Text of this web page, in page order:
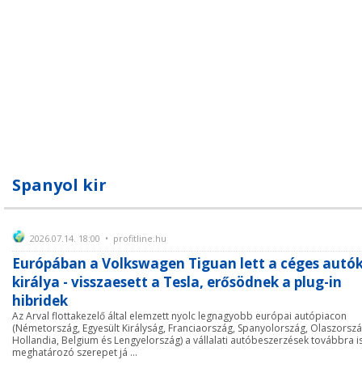
Spanyol kir
2026.07.14. 18:00 • profitline.hu
Európában a Volkswagen Tiguan lett a céges
királya - visszaesett a Tesla, erősödnek a plug-in
hibridek
Az Arval flottakezelő által elemzett nyolc legnagyobb európai autópiacon
(Németország, Egyesült Királyság, Franciaország, Spanyolország,
Hollandia, Belgium és Lengyelország) a vállalati autóbeszerzések továbbra
meghatározó szerepet já ...